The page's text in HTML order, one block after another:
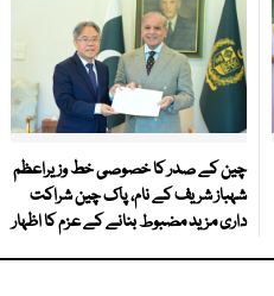
چین کے صدر کا خصوصی خط وزیراعظم
شہباز شریف کے نام، پاک چین شراکت
داری مزید مضبوط بنانے کے عزم کا اظہار